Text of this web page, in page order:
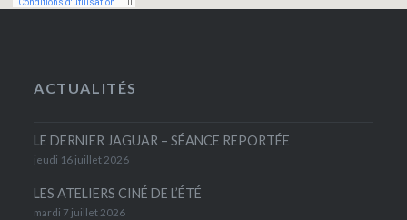
ACTUALITÉS
LE DERNIER JAGUAR – SÉANCE REPORTÉE
jeudi 16 juillet 2026
LES ATELIERS CINÉ DE L’ÉTÉ
mardi 7 juillet 2026